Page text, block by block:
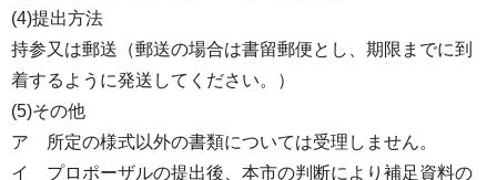
(4)提出方法
持参又は郵送（郵送の場合は書留郵便とし、期限までに到
着するように発送してください。）
(5)その他
ア 所定の様式以外の書類については受理しません。
イ プロポーザルの提出後、本市の判断により補足資料の